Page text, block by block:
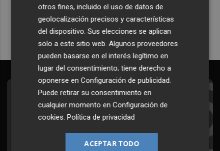
Quiero suscribirme
Suscríbete al Boletín
Todos los días a primera hora en tu email
otros fines, incluido el uso de datos de
geolocalización precisos y características
del dispositivo. Sus elecciones se aplican
solo a este sitio web. Algunos proveedores
pueden basarse en el interés legítimo en
lugar del consentimiento; tiene derecho a
oponerse enConfiguración de publicidad.
Puede retirar su consentimiento en
cualquier momento enConfiguración de
cookies.Política de privacidad
ACEPTAR TODO